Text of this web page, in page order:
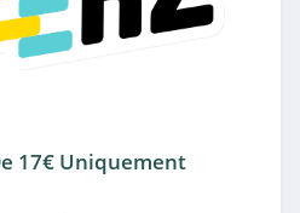
17€ Uniquement